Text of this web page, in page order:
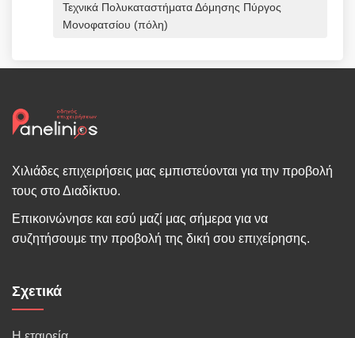
Τεχνικά Πολυκαταστήματα Δόμησης Πύργος
Μονοφατσίου (πόλη)
Χιλιάδες επιχειρήσεις μας εμπιστεύονται για την προβολή
τους στο Διαδίκτυο.
Επικοινώνησε και εσύ μαζί μας σήμερα για να
συζητήσουμε την προβολή της δική σου επιχείρησης.
Σχετικά